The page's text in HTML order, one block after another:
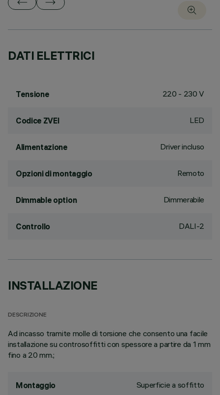
DATI ELETTRICI
Tensione 220 - 230 V
Codice ZVEI LED
Alimentazione Driver incluso
Opzioni di montaggio Remoto
Dimmable option Dimmerabile
Controllo DALI-2
INSTALLAZIONE
DESCRIZIONE
Ad incasso tramite molle di torsione che consento una facile
installazione su controsoffitti con spessore a partire da 1 mm
fino a 20 mm.;
Montaggio Superficie a soffitto